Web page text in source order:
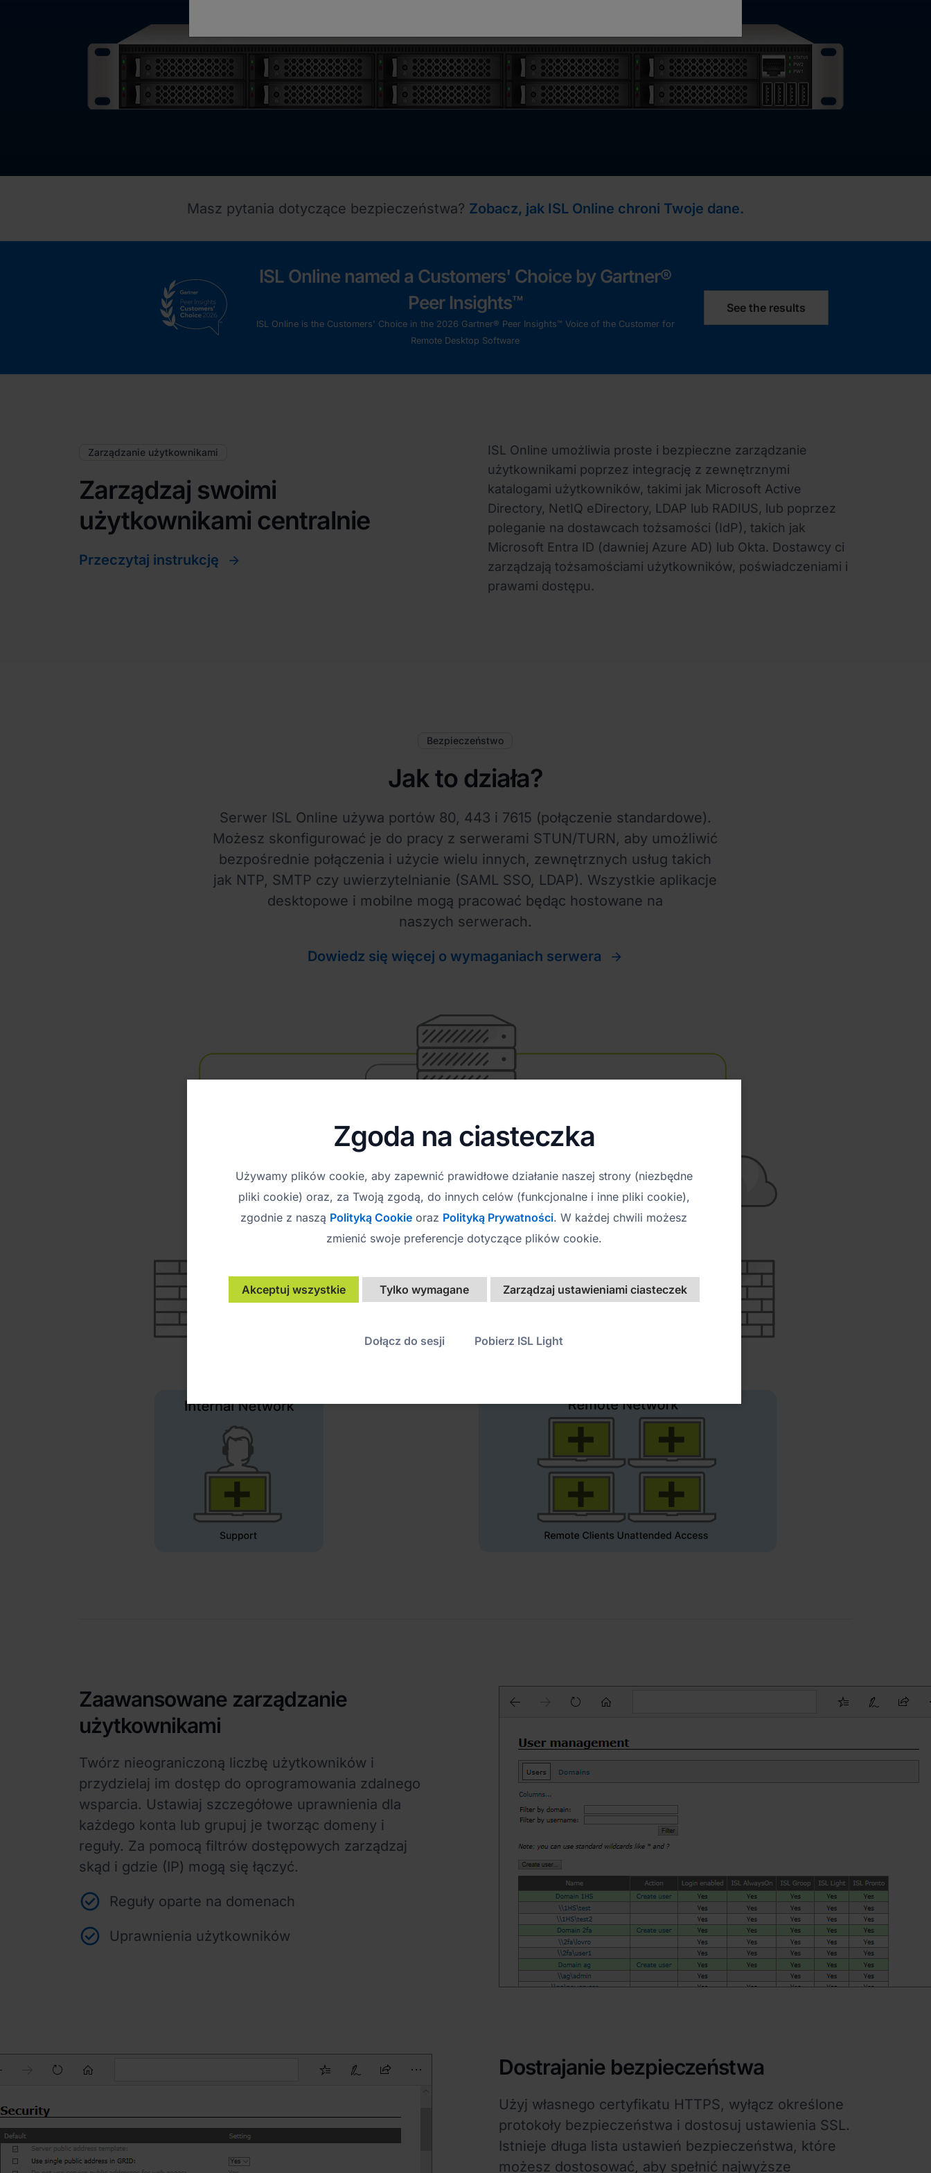
Masz pytania dotyczące bezpieczeństwa? Zobacz, jak ISL Online chroni Twoje dane.
ISL Online named a Customers' Choice by Gartner®
Peer Insights™
ISL Online is the Customers' Choice in the 2026 Gartner® Peer Insights™ Voice of the Customer for
Remote Desktop Software
See the results
Zarządzanie użytkownikami
Zarządzaj swoimi
użytkownikami centralnie
Przeczytaj instrukcję
ISL Online umożliwia proste i bezpieczne zarządzanie
użytkownikami poprzez integrację z zewnętrznymi
katalogami użytkowników, takimi jak Microsoft Active
Directory, NetIQ eDirectory, LDAP lub RADIUS, lub poprzez
poleganie na dostawcach tożsamości (IdP), takich jak
Microsoft Entra ID (dawniej Azure AD) lub Okta. Dostawcy ci
zarządzają tożsamościami użytkowników, poświadczeniami i
prawami dostępu.
Bezpieczeństwo
Jak to działa?
Serwer ISL Online używa portów 80, 443 i 7615 (połączenie standardowe).
Możesz skonfigurować je do pracy z serwerami STUN/TURN, aby umożliwić
bezpośrednie połączenia i użycie wielu innych, zewnętrznych usług takich
jak NTP, SMTP czy uwierzytelnianie (SAML SSO, LDAP). Wszystkie aplikacje
desktopowe i mobilne mogą pracować będąc hostowane na
naszych serwerach.
Dowiedz się więcej o wymaganiach serwera
Zaawansowane zarządzanie
użytkownikami
Twórz nieograniczoną liczbę użytkowników i
przydzielaj im dostęp do oprogramowania zdalnego
wsparcia. Ustawiaj szczegółowe uprawnienia dla
każdego konta lub grupuj je tworząc domeny i
reguły. Za pomocą filtrów dostępowych zarządzaj
skąd i gdzie (IP) mogą się łączyć.
Reguły oparte na domenach
Uprawnienia użytkowników
Dostrajanie bezpieczeństwa
Użyj własnego certyfikatu HTTPS, wyłącz określone
protokoły bezpieczeństwa i dostosuj ustawienia SSL.
Istnieje długa lista ustawień bezpieczeństwa, które
możesz dostosować, aby spełnić najwyższe
Zgoda na ciasteczka
Używamy plików cookie, aby zapewnić prawidłowe działanie naszej strony (niezbędne
pliki cookie) oraz, za Twoją zgodą, do innych celów (funkcjonalne i inne pliki cookie),
zgodnie z naszą Polityką Cookie oraz Polityką Prywatności. W każdej chwili możesz
zmienić swoje preferencje dotyczące plików cookie.
Akceptuj wszystkie Tylko wymagane Zarządzaj ustawieniami ciasteczek
Dołącz do sesji Pobierz ISL Light